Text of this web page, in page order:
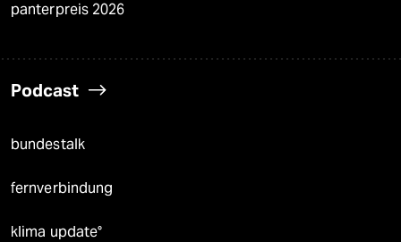
panterpreis 2026
Podcast
bundestalk
fernverbindung
klima update°